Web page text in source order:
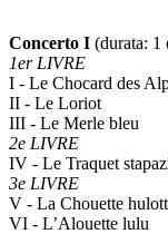
Concerto I (durata: 1
1er LIVRE
I - Le Chocard des
II - Le Loriot
III - Le Merle bleu
2e LIVRE
IV - Le Traquet
3e LIVRE
V - La Chouette
VI - L’Alouette lulu